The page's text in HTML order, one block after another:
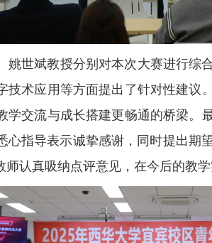
姚世斌教授分别对本次大赛进行
术应用等方面提出了针对性建议
学交流与成长搭建更畅通的桥梁
心指导表示诚挚感谢，同时提出
认真吸纳点评意见，在今后的教学